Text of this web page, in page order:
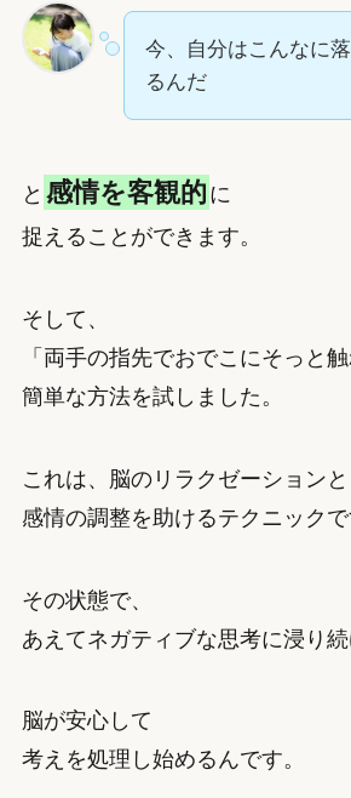
今、自分はこんなに
るんだ
と 感情を客観的 に
捉えることができます。
そして、
「両手の指先でおでこにそっと
簡単な方法を試しました。
これは、脳のリラクゼーションと
感情の調整を助けるテクニックで
その状態で、
あえてネガティブな思考に浸り続
脳が安心して
考えを処理し始めるんです。